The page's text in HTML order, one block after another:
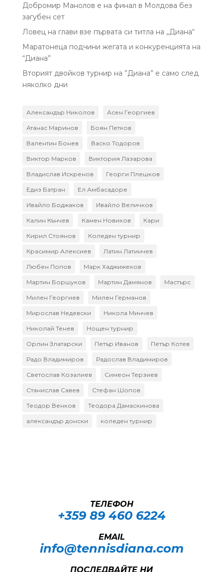
Добромир Манолов е на финал в Молдова без
загубен сет
Ловец на глави взе първата си титла на „Диана“
Маратонеца подчини жегата и конкуренцията на
“Диана”
Вторият двойков турнир на ”Диана” е само след
няколко дни
Александър Николов Асен Георгиев
Атанас Маринов Боян Петков
Валентин Бонев Васко Тодоров
Виктор Марков Виктория Лазарова
Владислав Искренов Георги Плешков
Едиз Батран Ел Амбасадоре
Ивайло Боджаков Ивайло Величков
Калин Кънчев Камен Новиков Кари
Кирил Стоянов Коледен турнир
Красимир Алексиев Латин Латинчев
Любен Попов Марк Хаджижеков
Мартин Боршуков Мартин Дамянов Мастърс
Милен Георгиев Милен Германов
Мирослав Недевски Никола Минчев
Николай Тенев Нощен турнир
Орлин Златарски Петър Иванов Петър Котев
Радо Владимиров Радослав Владимиров
Светослав Козалиев Симеон Терзиев
Станислав Савев Стефан Шопов
Теодор Венков Теодора Дамаскинова
александър донски коледен турнир
ТЕЛЕФОН
+359 89 460 6224­
EMAIL
info@tennisdiana.com
ПОСЛЕДВАЙТЕ НИ